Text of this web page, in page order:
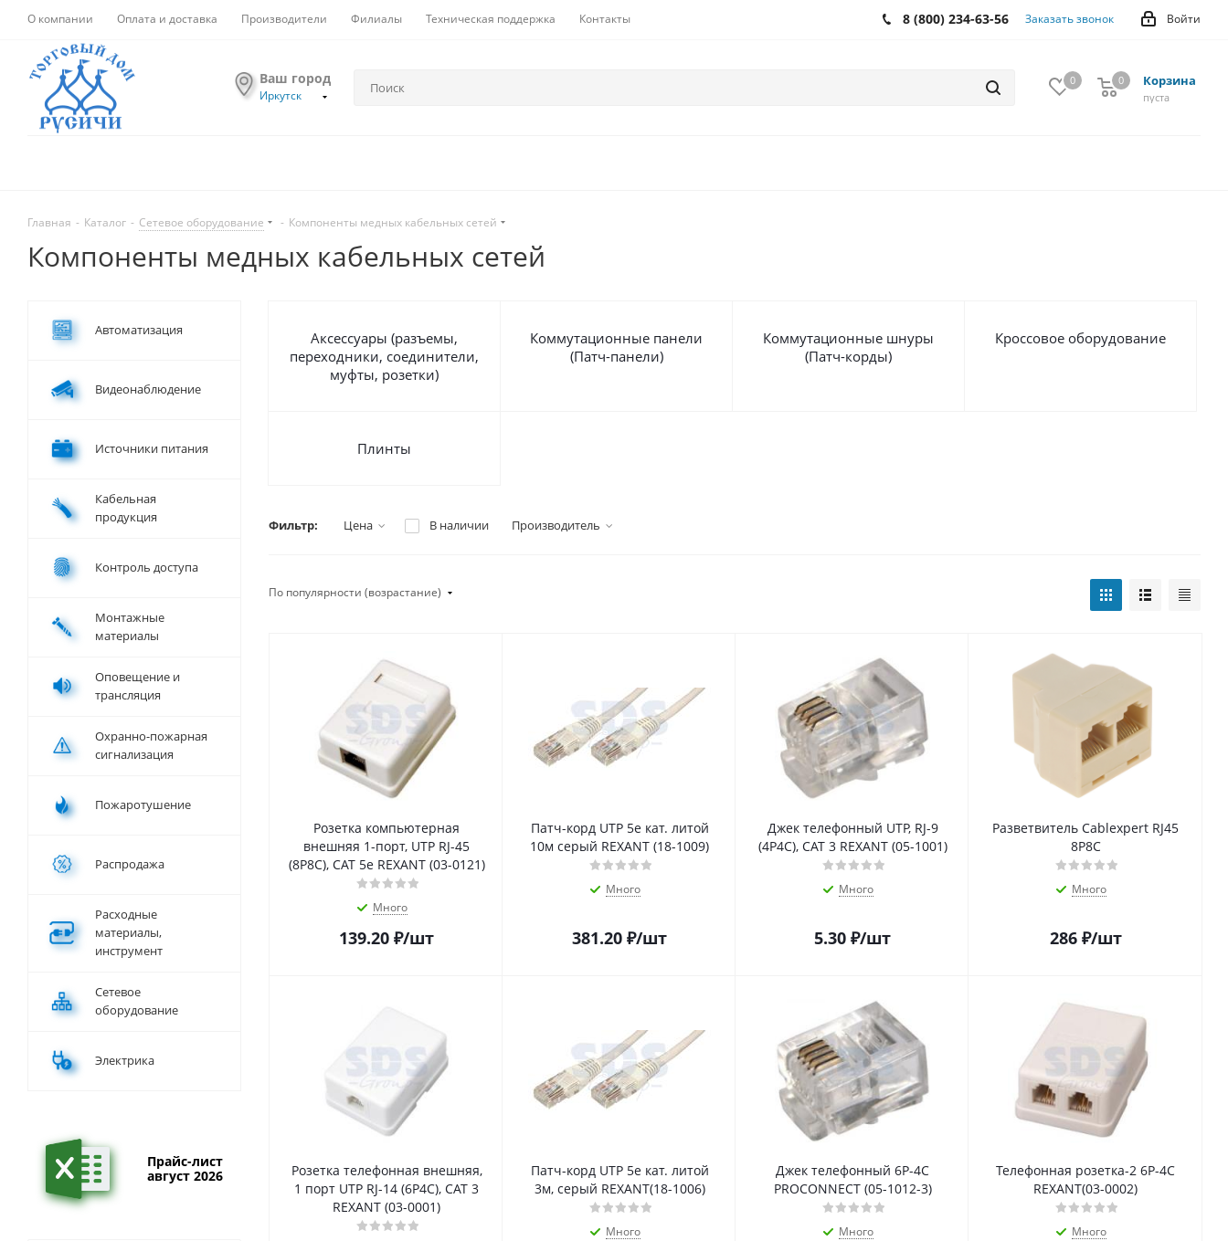
О компании Оплата и доставка Производители Филиалы Техническая поддержка Контакты Войти
8 (800) 234-63-56 Заказать звонок
Ваш город
Иркутск
0 Корзина
0
пуста
0
Главная - Каталог - Сетевое оборудование - Компоненты медных кабельных сетей
Компоненты медных кабельных сетей
Аксессуары (разъемы,
переходники, соединители,
муфты, розетки)
Коммутационные панели
(Патч-панели)
Коммутационные шнуры
(Патч-корды)
Кроссовое оборудование
Плинты
Фильтр: Цена В наличии Производитель
По популярности (возрастание)
Розетка компьютерная
внешняя 1-порт, UTP RJ-45
(8P8C), CAT 5e REXANT (03-0121)
Много
139.20 ₽/шт
Патч-корд UTP 5e кат. литой
10м серый REXANT (18-1009)
Много
381.20 ₽/шт
Джек телефонный UTP, RJ-9
(4P4C), CAT 3 REXANT (05-1001)
Много
5.30 ₽/шт
Разветвитель Cablexpert RJ45
8P8C
Много
286₽/шт
Розетка телефонная внешняя,
1 порт UTP RJ-14 (6P4C), CAT 3
REXANT (03-0001)
Патч-корд UTP 5e кат. литой
3м, серый REXANT(18-1006)
Много
Джек телефонный 6Р-4С
PROCONNECT (05-1012-3)
Много
Телефонная розетка-2 6Р-4С
REXANT(03-0002)
Много
Автоматизация
Видеонаблюдение
Источники питания
Кабельная
продукция
Контроль доступа
Монтажные
материалы
Оповещение и
трансляция
Охранно-пожарная
сигнализация
Пожаротушение
Распродажа
Расходные
материалы,
инструмент
Сетевое
оборудование
Электрика
Прайс-лист
август 2026